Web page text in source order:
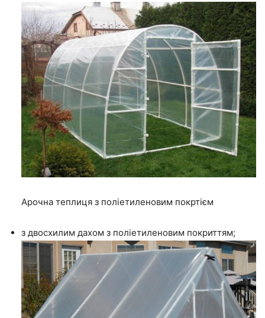
Арочна теплиця з поліетиленовим покртієм
з двосхилим дахом з поліетиленовим покриттям;